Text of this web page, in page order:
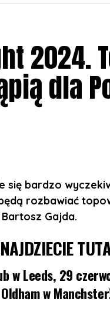
events/
126 Grosvenor St,
Matilda St, Sheffield S1
402 Moseley Rd,
Portland St, London
2024.
dla
się bardzo
rozbawiać
Gajda.
w Leeds, 29
w